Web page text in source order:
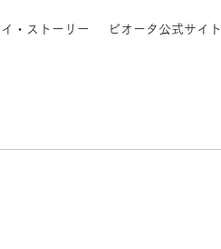
・ストーリー ビオータ公式サイト